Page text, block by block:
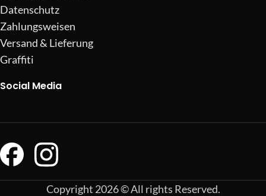
Datenschutz
Zahlungsweisen
Versand & Lieferung
Graffiti
Social Media
Copyright 2026 © All rights Reserved.